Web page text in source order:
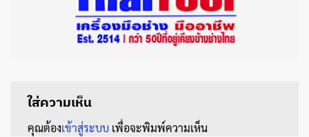
ใส่ความเห็น
คุณต้องเข้าสู่ระบบ เพื่อจะพิมพ์ความเห็น